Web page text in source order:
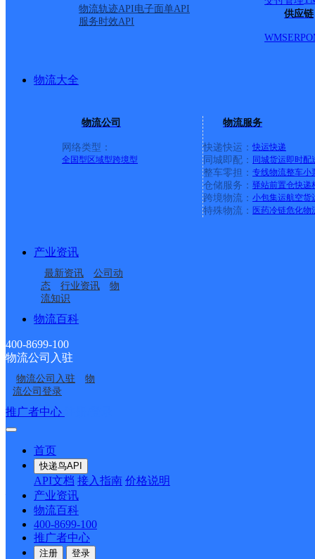
物流轨迹API电子面单API
服务时效API
供应链
WMSERP
物流大全
物流公司
网络类型：
全国型 区域型跨境型
物流服务
快递快运： 快运快递
同城即配： 同城货运即时配
整车零担： 专线物流整车小
仓储服务： 驿站前置仓快递
跨境物流： 小包集运航空货
特殊物流： 医药冷链危化物
产业资讯
最新资讯
公司动
态
行业资讯
物
流知识
物流百科
400-8699-100
物流公司入驻
物流公司入驻
物
流公司登录
推广者中心
首页
快递鸟API
API文档 接入指南 价格说明
产业资讯
物流百科
400-8699-100
推广者中心
注册 登录
中国邮政集团有限公司新疆维吾尔自治区叶城县
旬阳县吕河镇合作点
ID12155
关口邮政支局
红军邮政所
神河邮政支局
甘溪邮政支局
构元邮政所
接口API
API接口 DEMO下载
关于我们
公司介绍 企业动态
合作伙伴 快递鸟接口服务协议
户隐私政策